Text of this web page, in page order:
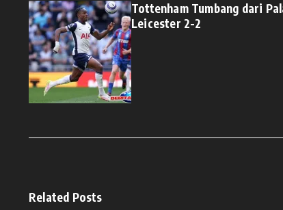
Tottenham Tumbang dari
Leicester 2-2
Related Posts